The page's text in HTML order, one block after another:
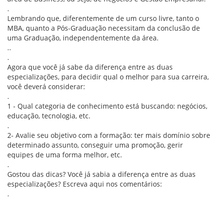
.
Lembrando que, diferentemente de um curso livre, tanto o
MBA, quanto a Pós-Graduação necessitam da conclusão de
uma Graduação, independentemente da área.
..
.
Agora que você já sabe da diferença entre as duas
especializações, para decidir qual o melhor para sua carreira,
você deverá considerar:
.
1 - Qual categoria de conhecimento está buscando: negócios,
educação, tecnologia, etc.
.
2- Avalie seu objetivo com a formação: ter mais domínio sobre
determinado assunto, conseguir uma promoção, gerir
equipes de uma forma melhor, etc.
.
Gostou das dicas? Você já sabia a diferença entre as duas
especializações? Escreva aqui nos comentários:
.